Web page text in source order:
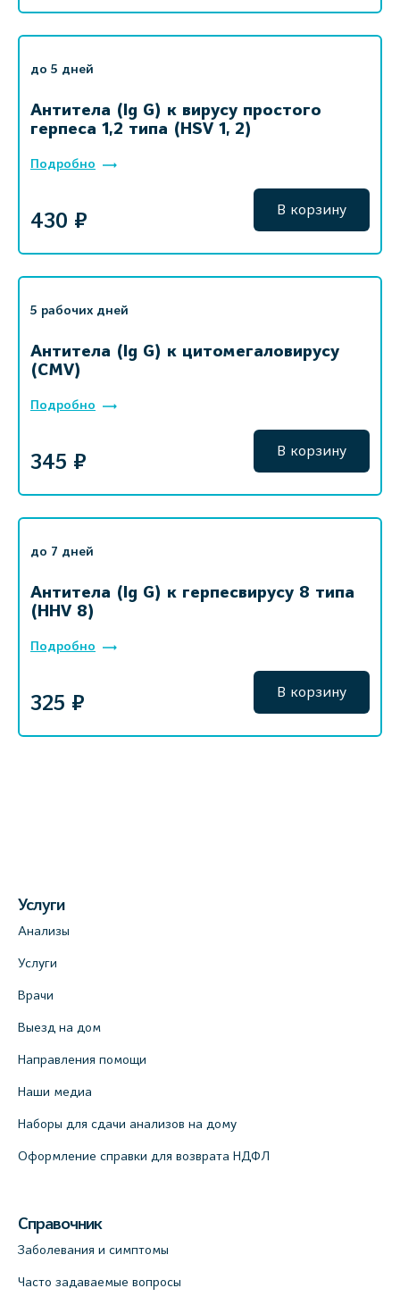
до 5 дней
Антитела (Ig G) к вирусу простого
герпеса 1,2 типа (HSV 1, 2)
Подробно
430 ₽ В корзину
5 рабочих дней
Антитела (Ig G) к цитомегаловирусу
(CMV)
Подробно
345 ₽ В корзину
до 7 дней
Антитела (Ig G) к герпесвирусу 8 типа
(HHV 8)
Подробно
325 ₽ В корзину
Услуги
Анализы
Услуги
Врачи
Выезд на дом
Направления помощи
Наши медиа
Наборы для сдачи анализов на дому
Оформление справки для возврата НДФЛ
Справочник
Заболевания и симптомы
Часто задаваемые вопросы